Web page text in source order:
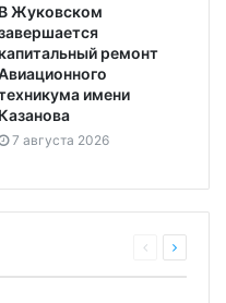
В Жуковском
капитальный ремонт
имени
Казанова
7 августа 2026